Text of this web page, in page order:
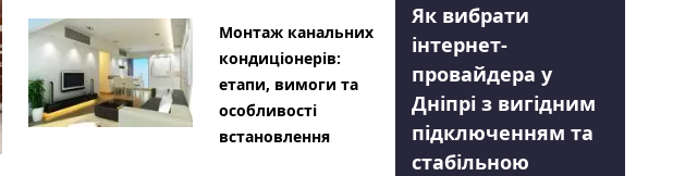
Монтаж канальних
кондиціонерів:
етапи, вимоги та
особливості
встановлення
Як вибрати
інтернет-
провайдера у
Дніпрі з вигідним
підключенням та
стабільною